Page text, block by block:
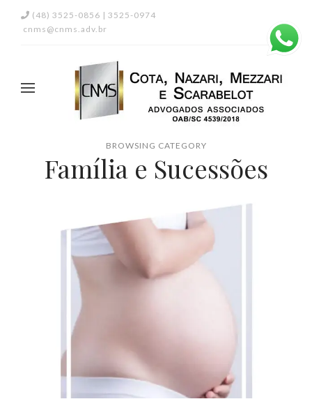
(48) 3525-0856 | 3525-0974
cnms@cnms.adv.br
BROWSING CATEGORY
Família e Sucessões